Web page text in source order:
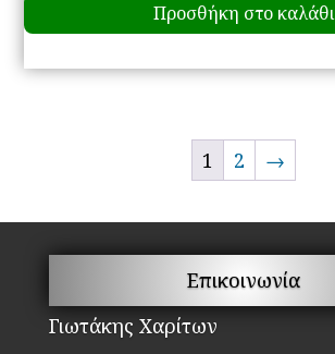
Προσθήκη στο καλάθι
1 2 →
Επικοινωνία
Γιωτάκης Χαρίτων